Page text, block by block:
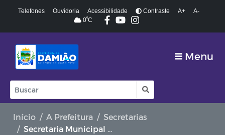
Telefones Ouvidoria Acessibilidade Contraste A+
A-
0ºC
Menu
Início A Prefeitura
Secretarias
Secretaria Municipal de Infraestrutura